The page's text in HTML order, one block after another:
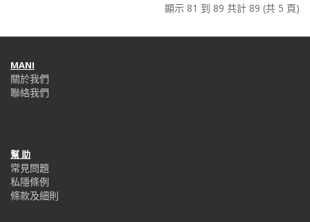
顯示 81 到 89 共計 89 (共 5 頁)
MANI
關於我們
聯絡我們
幫 助
常見問題
私隱條例
條款及細則